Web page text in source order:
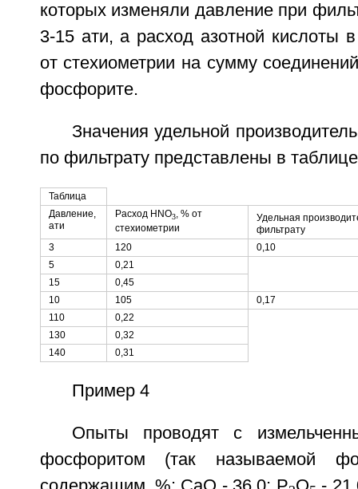
которых изменяли давление при
3-15 ати, а расход азотной кислоты
от стехиометрии на сумму
фосфорите.
Значения удельной
по фильтрату представлены в
Таблица
Давление,
ати
Расход HNO3, % от
стехиометрии
Удельная
фильтрату
3
120
0,10
5
0,21
15
0,45
10
105
0,17
110
0,22
130
0,32
140
0,31
Пример 4
Опыты проводят с
фосфоритом (так называемой